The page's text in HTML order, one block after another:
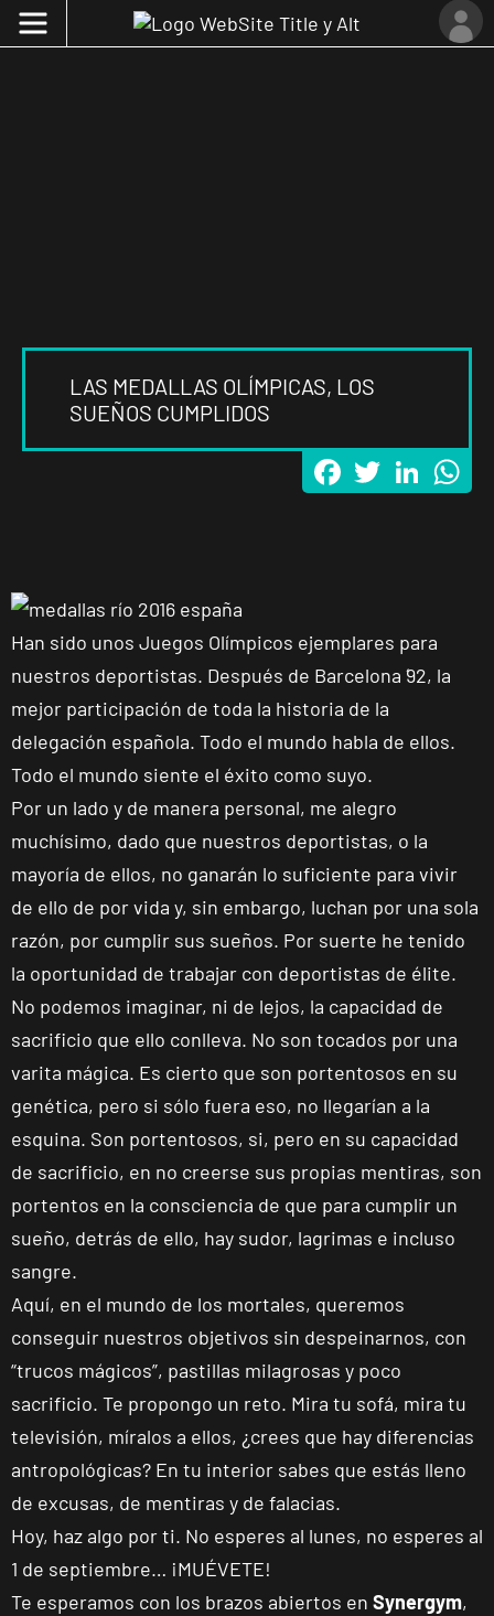
LAS MEDALLAS OLÍMPICAS, LOS
SUEÑOS CUMPLIDOS
FacebookTwitter
Han sido unos Juegos Olímpicos ejemplares para
nuestros deportistas. Después de Barcelona ´92, la
mejor participación de toda la historia de la
delegación española. Todo el mundo habla de ellos.
Todo el mundo siente el éxito como suyo.
Por un lado y de manera personal, me alegro
muchísimo, dado que nuestros deportistas, o la
mayoría de ellos, no ganarán lo suficiente para vivir
de ello de por vida y, sin embargo, luchan por una sola
razón, por cumplir sus sueños. Por suerte he tenido
la oportunidad de trabajar con deportistas de élite.
No podemos imaginar, ni de lejos, la capacidad de
sacrificio que ello conlleva. No son tocados por una
varita mágica. Es cierto que son portentosos en su
genética, pero si sólo fuera eso, no llegarían a la
esquina. Son portentosos, si, pero en su capacidad
de sacrificio, en no creerse sus propias mentiras, son
portentos en la consciencia de que para cumplir un
sueño, detrás de ello, hay sudor, lagrimas e incluso
sangre.
Aquí, en el mundo de los mortales, queremos
conseguir nuestros objetivos sin despeinarnos, con
“trucos mágicos”, pastillas milagrosas y poco
sacrificio. Te propongo un reto. Mira tu sofá, mira tu
televisión, míralos a ellos, ¿crees que hay diferencias
antropológicas? En tu interior sabes que estás lleno
de excusas, de mentiras y de falacias.
Hoy, haz algo por ti. No esperes al lunes, no esperes al
1 de septiembre… ¡MUÉVETE!
Te esperamos con los brazos abiertos en Synergym,